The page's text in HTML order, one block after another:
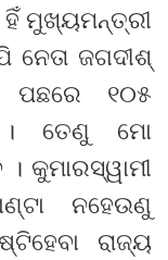
ହିଁ ମୁଖ୍ୟମନ୍ତ୍ରୀ
ଜଗଦୀଶ୍
୧୦୫
। ତେଣୁ ମୋ
କୁମାରସ୍ୱାମୀ
ନହେଉଣୁ
ରାଜ୍ୟ